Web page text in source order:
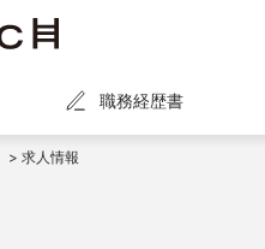
職務経歴書
> 求人情報